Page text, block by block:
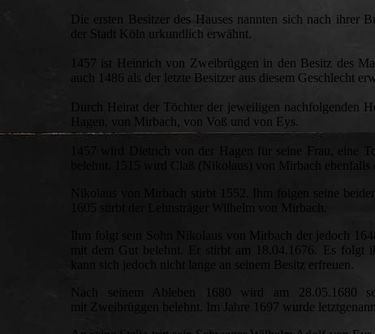
Die ersten Besitzer des Hauses nannten sich nach
der Stadt Köln urkundlich erwähnt.
1457 ist Heinrich von Zweibrüggen in den Besitz des
auch 1486 als der letzte Besitzer aus diesem Geschlecht
Durch Heirat der Töchter der jeweiligen nachfolgenden
Hagen, von Mirbach, von Voß und von Eys.
1457 wird Dietrich von der Hagen für seine Frau, eine
belehnt. 1515 wird Claß (Nikolaus) von Mirbach
Nikolaus von Mirbach stirbt 1552. Ihm folgen seine
1605 stirbt der Lehnsträger Wilhelm von Mirbach.
Ihm folgt sein Sohn Nikolaus von Mirbach der jedoch
mit dem Gut belehnt. Er stirbt am 18.04.1676. Es folgt
kann sich jedoch nicht lange an seinem Besitz erfreuen.
Nach seinem Ableben 1680 wird am 28.05.1680
mit Zweibrüggen belehnt. Im Jahre 1697 wurde